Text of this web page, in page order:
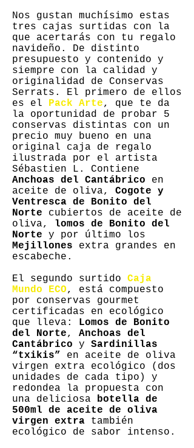
Nos gustan muchísimo estas
tres cajas surtidas con la
que acertarás con tu regalo
navideño. De distinto
presupuesto y contenido y
siempre con la calidad y
originalidad de Conservas
Serrats. El primero de ellos
es el Pack Arte, que te da
la oportunidad de probar 5
conservas distintas con un
precio muy bueno en una
original caja de regalo
ilustrada por el artista
Sébastien L. Contiene
Anchoas del Cantábrico en
aceite de oliva, Cogote y
Ventresca de Bonito del
Norte cubiertos de aceite de
oliva, lomos de Bonito del
Norte y por último los
Mejillones extra grandes en
escabeche.
El segundo surtido Caja
Mundo ECO, está compuesto
por conservas gourmet
certificadas en ecológico
que lleva: Lomos de Bonito
del Norte, Anchoas del
Cantábrico y Sardinillas
“txikis”
en aceite de oliva
virgen extra ecológico (dos
unidades de cada tipo) y
redondea la propuesta con
una deliciosa botella de
500ml de aceite de oliva
virgen extra también
ecológico de sabor intenso.